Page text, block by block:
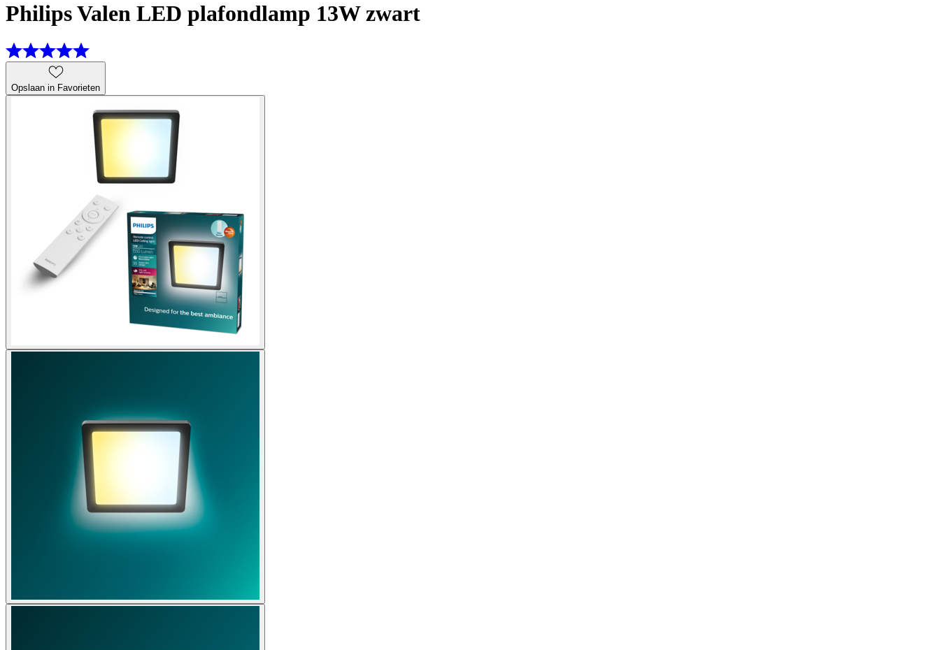
Philips Valen LED plafondlamp 13W zwart
Opslaan in Favorieten